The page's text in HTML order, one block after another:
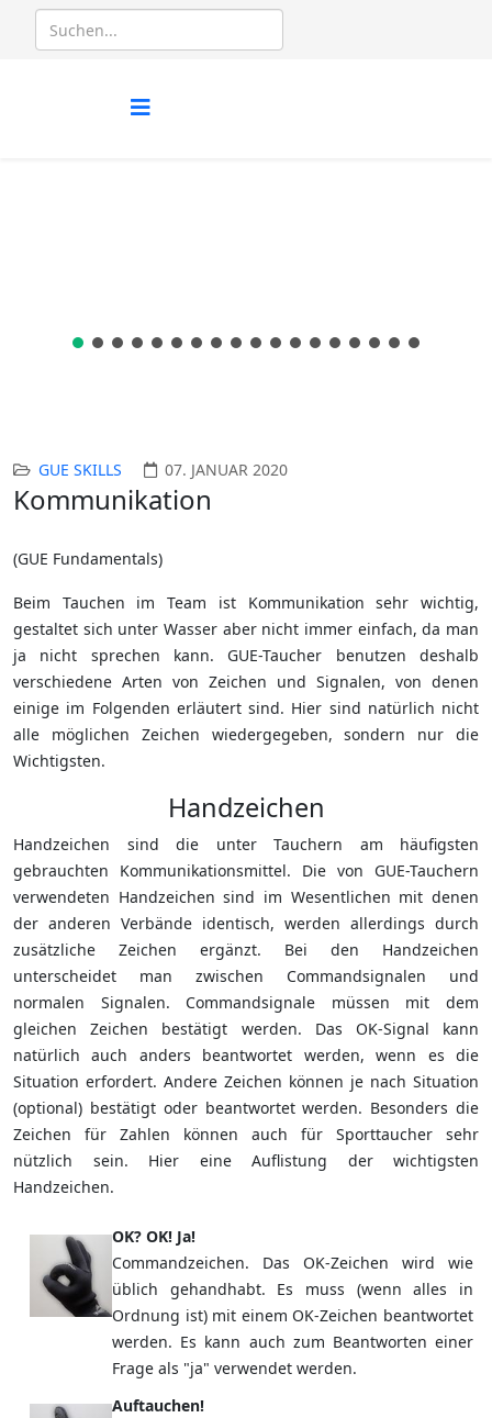
GUE SKILLS 07. JANUAR 2020
Kommunikation
(GUE Fundamentals)
Beim Tauchen im Team ist Kommunikation sehr wichtig,
gestaltet sich unter Wasser aber nicht immer einfach, da man
ja nicht sprechen kann. GUE-Taucher benutzen deshalb
verschiedene Arten von Zeichen und Signalen, von denen
einige im Folgenden erläutert sind. Hier sind natürlich nicht
alle möglichen Zeichen wiedergegeben, sondern nur die
Wichtigsten.
Handzeichen
Handzeichen sind die unter Tauchern am häufigsten
gebrauchten Kommunikationsmittel. Die von GUE-Tauchern
verwendeten Handzeichen sind im Wesentlichen mit denen
der anderen Verbände identisch, werden allerdings durch
zusätzliche Zeichen ergänzt. Bei den Handzeichen
unterscheidet man zwischen Commandsignalen und
normalen Signalen. Commandsignale müssen mit dem
gleichen Zeichen bestätigt werden. Das OK-Signal kann
natürlich auch anders beantwortet werden, wenn es die
Situation erfordert. Andere Zeichen können je nach Situation
(optional) bestätigt oder beantwortet werden. Besonders die
Zeichen für Zahlen können auch für Sporttaucher sehr
nützlich sein. Hier eine Auflistung der wichtigsten
Handzeichen.
OK? OK! Ja!
Commandzeichen. Das OK-Zeichen wird wie
üblich gehandhabt. Es muss (wenn alles in
Ordnung ist) mit einem OK-Zeichen beantwortet
werden. Es kann auch zum Beantworten einer
Frage als "ja" verwendet werden.
Auftauchen!